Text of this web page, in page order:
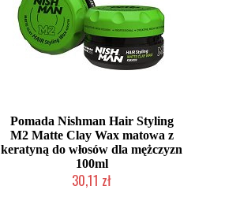
Pomada Nishman Hair Styling
M2 Matte Clay Wax matowa z
keratyną do włosów dla mężczyzn
100ml
30,11 zł